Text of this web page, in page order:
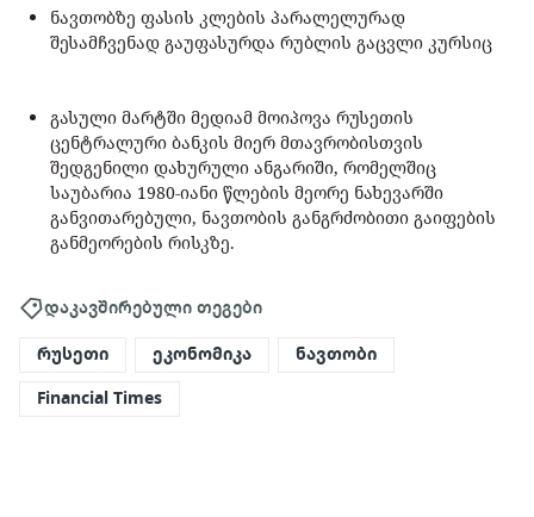
ნავთობზე ფასის კლების პარალელურად
შესამჩვენად გაუფასურდა რუბლის გაცვლი კურსიც
გასული მარტში მედიამ მოიპოვა რუსეთის
ცენტრალური ბანკის მიერ მთავრობისთვის
შედგენილი დახურული ანგარიში, რომელშიც
საუბარია 1980-იანი წლების მეორე ნახევარში
განვითარებული, ნავთობის განგრძობითი გაიფების
განმეორების რისკზე.
დაკავშირებული თეგები
რუსეთი ეკონომიკა ნავთობი
Financial Times